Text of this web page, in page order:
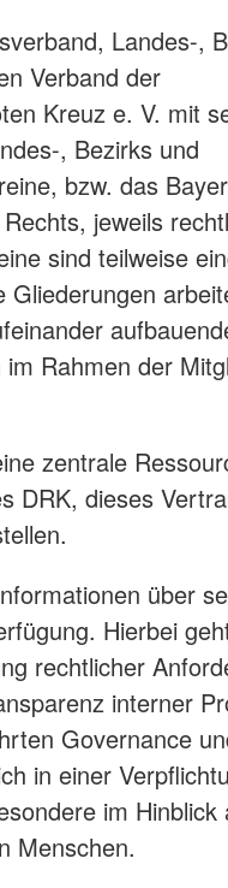
Landes-,
Verband der
Kreuz e. V. mit
, Bezirks und
bzw. das
jeweils
sind teilweise
Gliederungen
Rahmen der
zentrale
DRK, dieses
über
Hierbei
rechtlicher
interner
Governance
in einer
im Hinblick
Menschen.